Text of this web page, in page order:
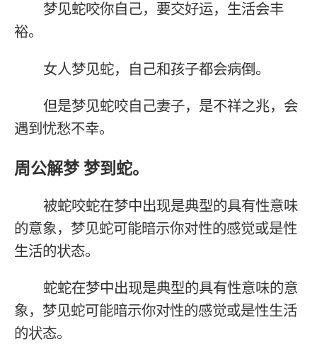
梦见蛇咬你自己，要交好运，生活会丰
裕。
女人梦见蛇，自己和孩子都会病倒。
但是梦见蛇咬自己妻子，是不祥之兆，会
遇到忧愁不幸。
周公解梦 梦到蛇。
被蛇咬蛇在梦中出现是典型的具有性意味
的意象，梦见蛇可能暗示你对性的感觉或是性
生活的状态。
蛇蛇在梦中出现是典型的具有性意味的意
象，梦见蛇可能暗示你对性的感觉或是性生活
的状态。